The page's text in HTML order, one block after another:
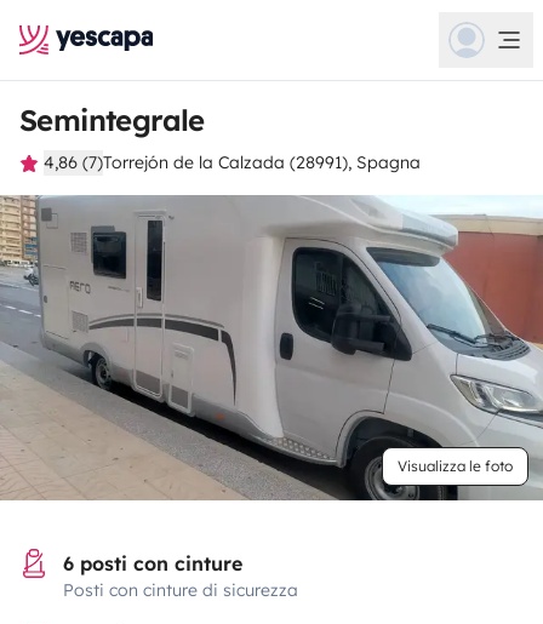
Semintegrale
4,86 (7)Torrejón de la Calzada (28991), Spagna
Visualizza le foto
6 posti con cinture
Posti con cinture di sicurezza